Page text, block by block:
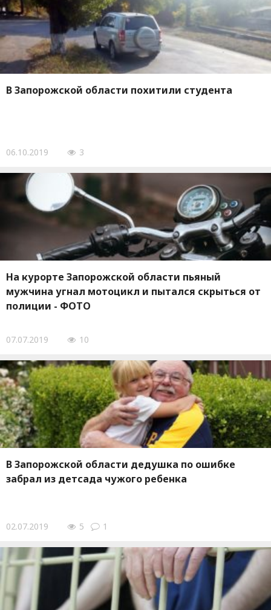
В Запорожской области похитили студента
06.10.2019 3
На курорте Запорожской области пьяный
мужчина угнал мотоцикл и пытался скрыться от
полиции - ФОТО
07.07.2019 10
В Запорожской области дедушка по ошибке
забрал из детсада чужого ребенка
02.07.2019 5 1